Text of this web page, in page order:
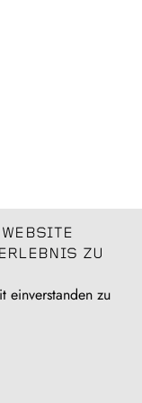
ZU
einverstanden zu